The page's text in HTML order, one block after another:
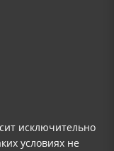
исключительно
условиях не